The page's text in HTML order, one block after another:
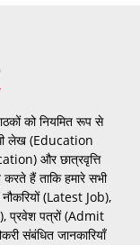
को नियमित रूप से
लेख (Education
और छात्रवृत्ति
हैं ताकि हमारे सभी
(Latest Job),
प्रवेश पत्रों (Admit
संबंधित जानकारियाँ